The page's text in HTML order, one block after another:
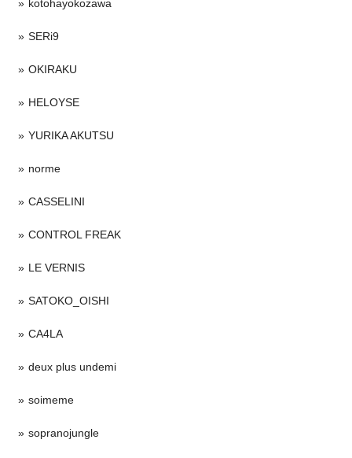
kotohayokozawa
SERi9
OKIRAKU
HELOYSE
YURIKA AKUTSU
norme
CASSELINI
CONTROL FREAK
LE VERNIS
SATOKO_OISHI
CA4LA
deux plus undemi
soimeme
sopranojungle